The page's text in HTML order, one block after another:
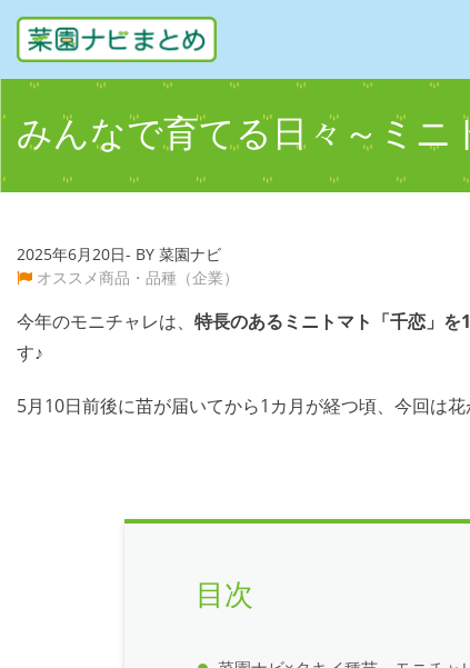
みんなで育てる日々～ミニ
2025年6月20日- BY 菜園ナビ
オススメ商品・品種（企業）
今年のモニチャレは、 特長のあるミニトマト「千恋」
す♪
5月10日前後に苗が届いてから1カ月が経つ頃、今回は
目次